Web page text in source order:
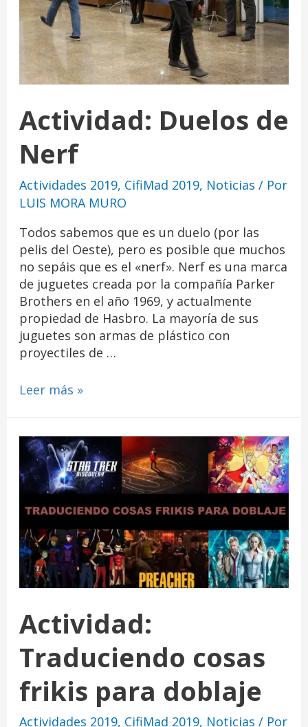
Actividad: Duelos de
Nerf
Actividades 2019, CifiMad 2019, Noticias / Por
LUIS MORA MURO
Todos sabemos que es un duelo (por las
pelis del Oeste), pero es posible que muchos
no sepáis que es el «nerf». Nerf es una marca
de juguetes creada por la compañía Parker
Brothers en el año 1969, y actualmente
propiedad de Hasbro. La mayoría de sus
juguetes son armas de plástico con
proyectiles de …
Leer más »
Actividad:
Traduciendo cosas
frikis para doblaje
Actividades 2019, CifiMad 2019, Noticias / Por